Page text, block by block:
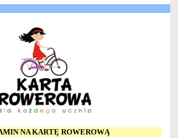
NA KARTĘ ROWEROWĄ